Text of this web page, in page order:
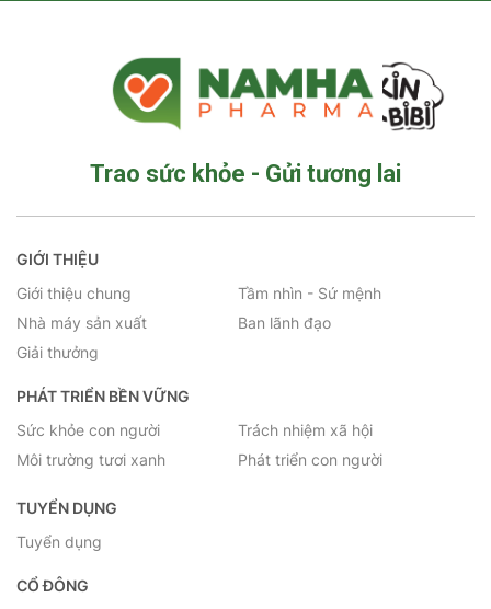
Trao sức khỏe - Gửi tương lai
GIỚI THIỆU
Giới thiệu chung
Tầm nhìn - Sứ mệnh
Nhà máy sản xuất
Ban lãnh đạo
Giải thưởng
PHÁT TRIỂN BỀN VỮNG
Sức khỏe con người
Trách nhiệm xã hội
Môi trường tươi xanh
Phát triển con người
TUYỂN DỤNG
Tuyển dụng
CỔ ĐÔNG